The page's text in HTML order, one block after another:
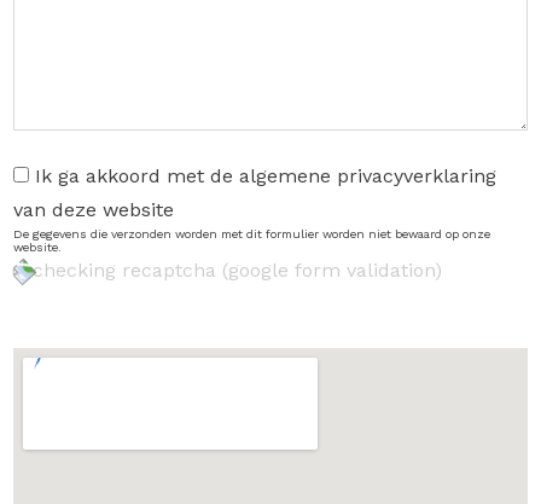
Ik ga akkoord met de algemene privacyverklaring
van deze website
De gegevens die verzonden worden met dit formulier worden niet bewaard op onze
website.
checking recaptcha (google form validation)